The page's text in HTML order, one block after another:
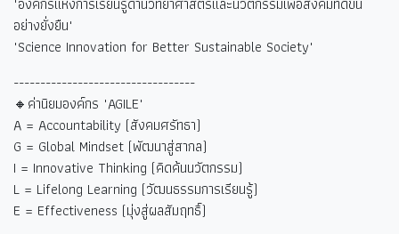
อย่างยั่งยืน"
"Science Innovation for Better Sustainable Society"
----------------------------------
🔸ค่านิยมองค์กร "AGILE"
A = Accountability (สังคมศรัทธา)
G = Global Mindset (พัฒนาสู่สากล)
I = Innovative Thinking (คิดค้นนวัตกรรม)
L = Lifelong Learning (วัฒนธรรมการเรียนรู้)
E = Effectiveness (มุ่งสู่ผลสัมฤทธิ์)